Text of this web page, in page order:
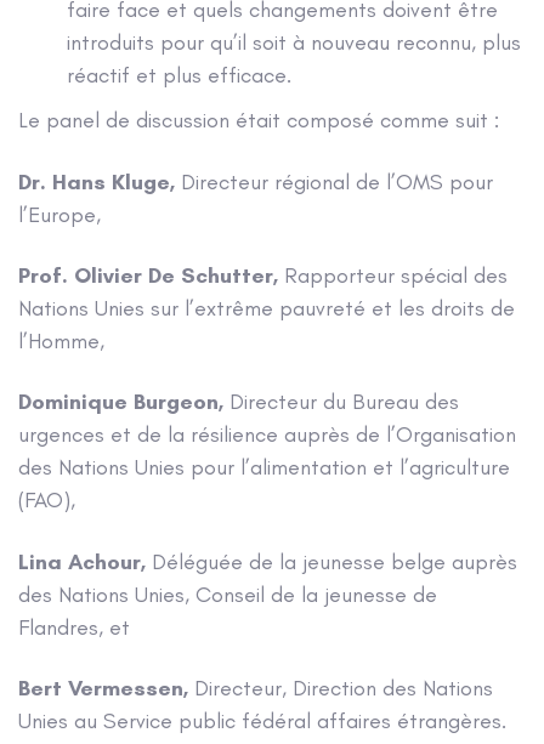
faire face et quels changements doivent être
introduits pour qu’il soit à nouveau reconnu, plus
réactif et plus efficace.
Le panel de discussion était composé comme suit :
Dr. Hans Kluge, Directeur régional de l’OMS pour
l’Europe,
Prof. Olivier De Schutter, Rapporteur spécial des
Nations Unies sur l’extrême pauvreté et les droits de
l’Homme,
Dominique Burgeon, Directeur du Bureau des
urgences et de la résilience auprès de l’Organisation
des Nations Unies pour l’alimentation et l’agriculture
(FAO),
Lina Achour, Déléguée de la jeunesse belge auprès
des Nations Unies, Conseil de la jeunesse de
Flandres, et
Bert Vermessen, Directeur, Direction des Nations
Unies au Service public fédéral affaires étrangères.